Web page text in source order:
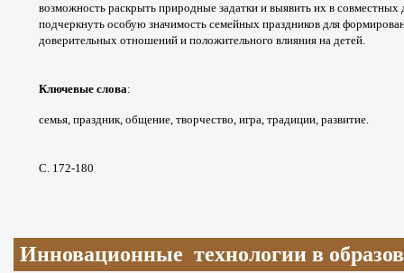
возможность раскрыть природные задатки и выявить их в совместных
подчеркнуть особую значимость семейных праздников для
доверительных отношений и положительного влияния на детей.
Ключевые слова:
семья, праздник, общение, творчество, игра, традиции, развитие.
С. 172-180
Инновационные технологии в